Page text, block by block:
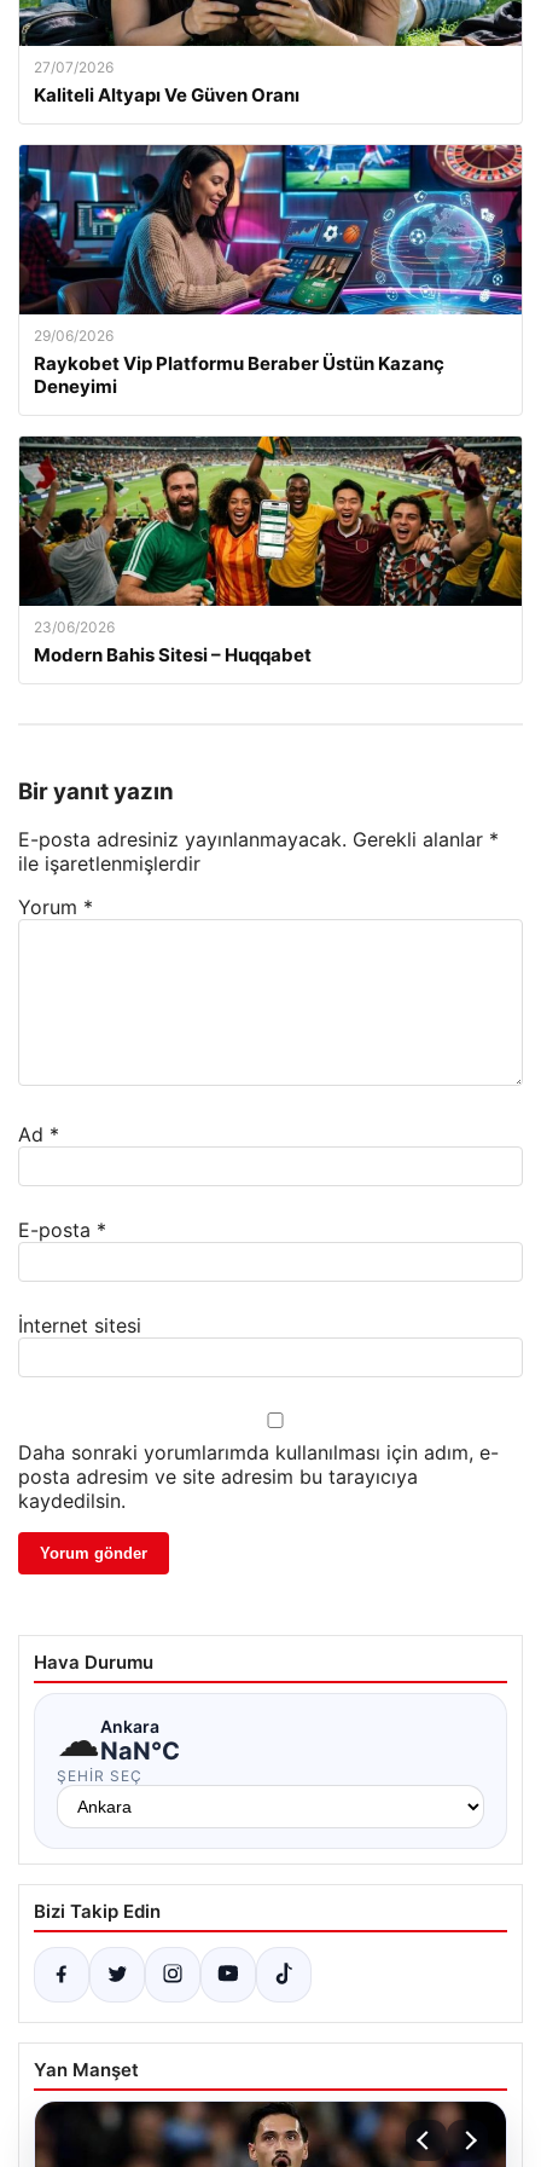
27/07/2026
Kaliteli Altyapı Ve Güven Oranı
29/06/2026
Raykobet Vip Platformu Beraber Üstün Kazanç
Deneyimi
23/06/2026
Modern Bahis Sitesi – Huqqabet
Bir yanıt yazın
E-posta adresiniz yayınlanmayacak. Gerekli alanlar *
ile işaretlenmişlerdir
Yorum *
Ad *
E-posta *
İnternet sitesi
Daha sonraki yorumlarımda kullanılması için adım, e-
posta adresim ve site adresim bu tarayıcıya
kaydedilsin.
Hava Durumu
☁Ankara
NaN°C
ŞEHIR SEÇ
Bizi Takip Edin
Yan Manşet